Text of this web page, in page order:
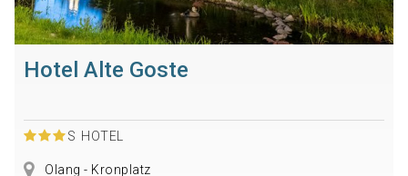
Hotel Alte Goste
S HOTEL
Olang - Kronplatz